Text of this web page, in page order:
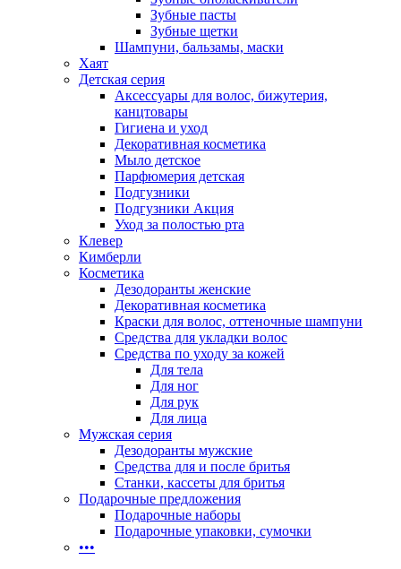
Зубные пасты
Зубные щетки
Шампуни, бальзамы, маски
Хаят
Детская серия
Аксессуары для волос, бижутерия,
канцтовары
Гигиена и уход
Декоративная косметика
Мыло детское
Парфюмерия детская
Подгузники
Подгузники Акция
Уход за полостью рта
Клевер
Кимберли
Косметика
Дезодоранты женские
Декоративная косметика
Краски для волос, оттеночные шампуни
Средства для укладки волос
Средства по уходу за кожей
Для тела
Для ног
Для рук
Для лица
Мужская серия
Дезодоранты мужские
Средства для и после бритья
Станки, кассеты для бритья
Подарочные предложения
Подарочные наборы
Подарочные упаковки, сумочки
•••